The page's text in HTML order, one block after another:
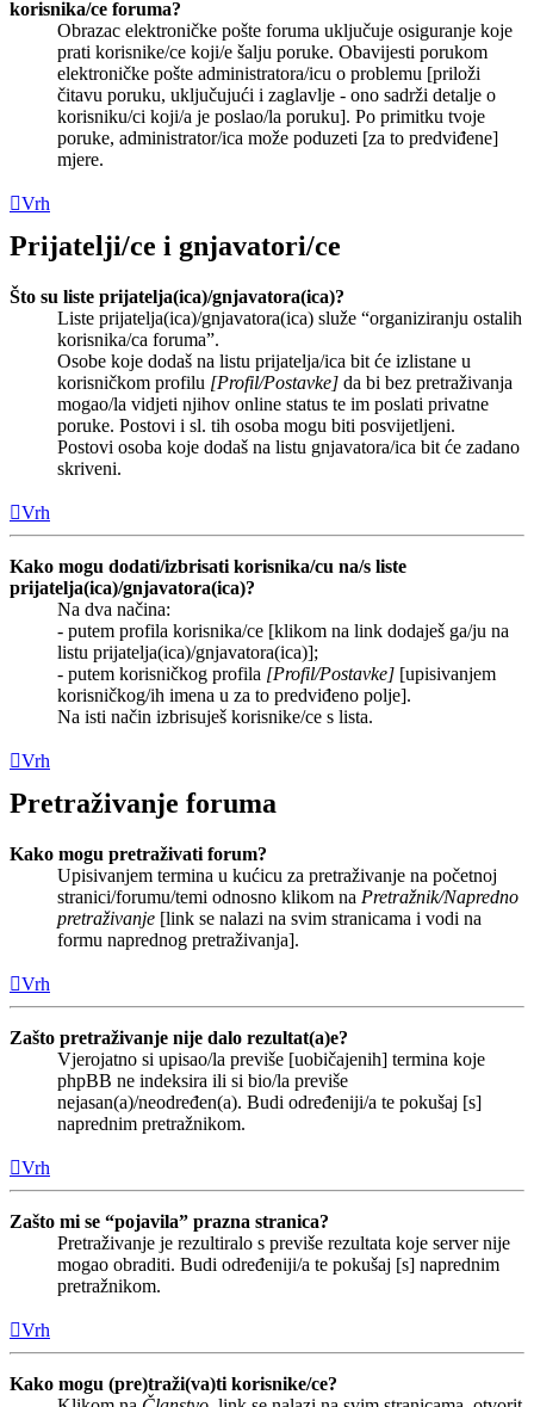
korisnika/ce foruma?
Obrazac elektroničke pošte foruma uključuje osiguranje koje
prati korisnike/ce koji/e šalju poruke. Obavijesti porukom
elektroničke pošte administratora/icu o problemu [priloži
čitavu poruku, uključujući i zaglavlje - ono sadrži detalje o
korisniku/ci koji/a je poslao/la poruku]. Po primitku tvoje
poruke, administrator/ica može poduzeti [za to predviđene]
mjere.
Vrh
Prijatelji/ce i gnjavatori/ce
Što su liste prijatelja(ica)/gnjavatora(ica)?
Liste prijatelja(ica)/gnjavatora(ica) služe “organiziranju ostalih
korisnika/ca foruma”.
Osobe koje dodaš na listu prijatelja/ica bit će izlistane u
korisničkom profilu [Profil/Postavke] da bi bez pretraživanja
mogao/la vidjeti njihov online status te im poslati privatne
poruke. Postovi i sl. tih osoba mogu biti posvijetljeni.
Postovi osoba koje dodaš na listu gnjavatora/ica bit će zadano
skriveni.
Vrh
Kako mogu dodati/izbrisati korisnika/cu na/s liste
prijatelja(ica)/gnjavatora(ica)?
Na dva načina:
- putem profila korisnika/ce [klikom na link dodaješ ga/ju na
listu prijatelja(ica)/gnjavatora(ica)];
- putem korisničkog profila [Profil/Postavke] [upisivanjem
korisničkog/ih imena u za to predviđeno polje].
Na isti način izbrisuješ korisnike/ce s lista.
Vrh
Pretraživanje foruma
Kako mogu pretraživati forum?
Upisivanjem termina u kućicu za pretraživanje na početnoj
stranici/forumu/temi odnosno klikom na Pretražnik/Napredno
pretraživanje [link se nalazi na svim stranicama i vodi na
formu naprednog pretraživanja].
Vrh
Zašto pretraživanje nije dalo rezultat(a)e?
Vjerojatno si upisao/la previše [uobičajenih] termina koje
phpBB ne indeksira ili si bio/la previše
nejasan(a)/neodređen(a). Budi određeniji/a te pokušaj [s]
naprednim pretražnikom.
Vrh
Zašto mi se “pojavila” prazna stranica?
Pretraživanje je rezultiralo s previše rezultata koje server nije
mogao obraditi. Budi određeniji/a te pokušaj [s] naprednim
pretražnikom.
Vrh
Kako mogu (pre)traži(va)ti korisnike/ce?